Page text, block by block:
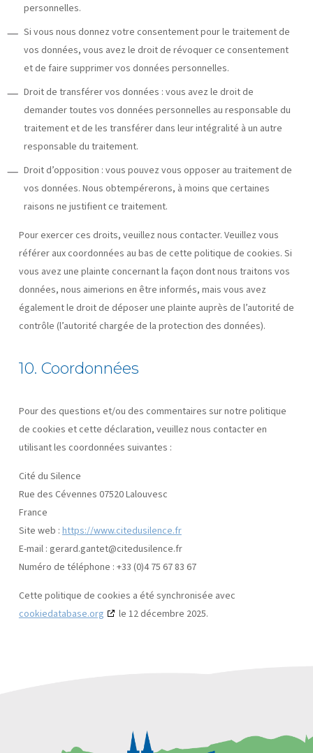
personnelles.
Si vous nous donnez votre consentement pour le traitement de
vos données, vous avez le droit de révoquer ce consentement
et de faire supprimer vos données personnelles.
Droit de transférer vos données : vous avez le droit de
demander toutes vos données personnelles au responsable du
traitement et de les transférer dans leur intégralité à un autre
responsable du traitement.
Droit d’opposition : vous pouvez vous opposer au traitement de
vos données. Nous obtempérerons, à moins que certaines
raisons ne justifient ce traitement.
Pour exercer ces droits, veuillez nous contacter. Veuillez vous
référer aux coordonnées au bas de cette politique de cookies. Si
vous avez une plainte concernant la façon dont nous traitons vos
données, nous aimerions en être informés, mais vous avez
également le droit de déposer une plainte auprès de l’autorité de
contrôle (l’autorité chargée de la protection des données).
10. Coordonnées
Pour des questions et/ou des commentaires sur notre politique
de cookies et cette déclaration, veuillez nous contacter en
utilisant les coordonnées suivantes :
Cité du Silence
Rue des Cévennes 07520 Lalouvesc
France
Site web : https://www.citedusilence.fr
E-mail : gerard.gantet@citedusilence.fr
Numéro de téléphone : +33 (0)4 75 67 83 67
Cette politique de cookies a été synchronisée avec
cookiedatabase.org
le 12 décembre 2025.